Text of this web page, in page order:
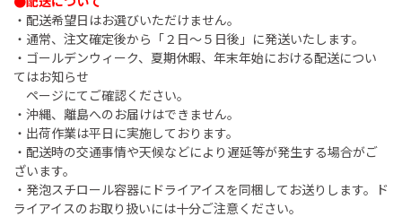
・配送希望日はお選びいただけません。
・通常、注文確定後から「２日～５日後」に発送いたします。
・ゴールデンウィーク、夏期休暇、年末年始における配送につい
てはお知らせ
ページにてご確認ください。
・沖縄、離島へのお届けはできません。
・出荷作業は平日に実施しております。
・配送時の交通事情や天候などにより遅延等が発生する場合がご
ざいます。
・発泡スチロール容器にドライアイスを同梱してお送りします。ド
ライアイスのお取り扱いには十分ご注意ください。